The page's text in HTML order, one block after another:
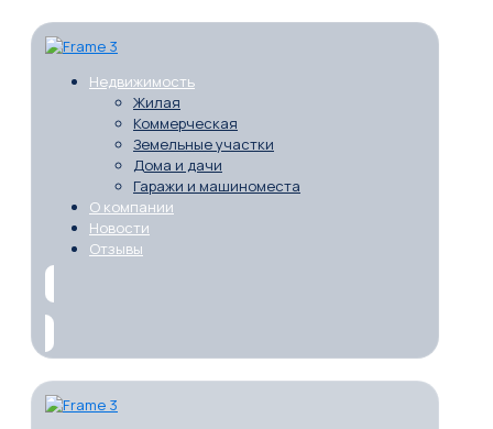
Недвижимость
Жилая
Коммерческая
Земельные участки
Дома и дачи
Гаражи и машиноместа
О компании
Новости
Отзывы